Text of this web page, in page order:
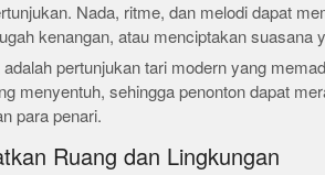
Nada, ritme, dan melodi dapat
kenangan, atau menciptakan suasana
pertunjukan tari modern yang
menyentuh, sehingga penonton dapat
para penari.
Ruang dan Lingkungan